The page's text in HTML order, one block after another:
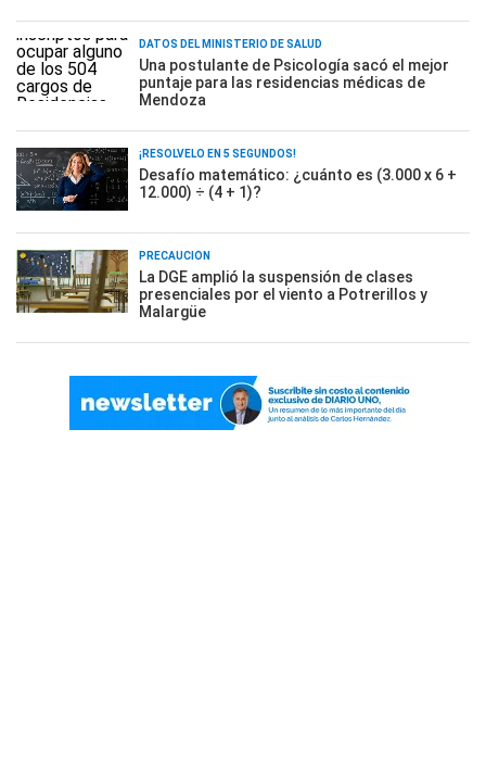
DATOS DEL MINISTERIO DE SALUD
Una postulante de Psicología sacó el mejor
puntaje para las residencias médicas de
Mendoza
¡RESOLVELO EN 5 SEGUNDOS!
Desafío matemático: ¿cuánto es (3.000 x 6 +
12.000) ÷ (4 + 1)?
PRECAUCIÓN
La DGE amplió la suspensión de clases
presenciales por el viento a Potrerillos y
Malargüe